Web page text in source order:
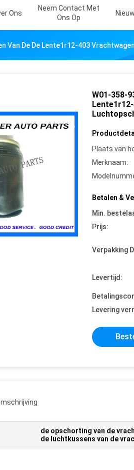
Ons
Neem Contact Met
Ons Op
Van De De Lente1r12-403
W01-358-
Plaats van
Merknaam:
Betalen &
Min.
Prijs:
Verpakking
Levertijd:
Levering
de opschorting van de
de luchtkussens van de